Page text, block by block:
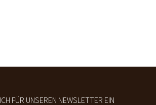
FÜR UNSEREN NEWSLETTER EIN